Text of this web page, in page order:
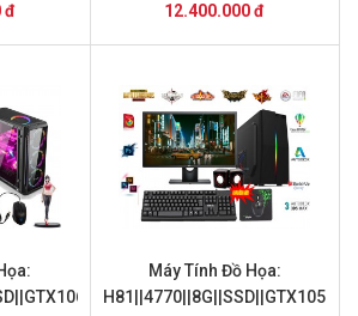
đ
12.400.000 đ
Máy Tính Đồ Họa: